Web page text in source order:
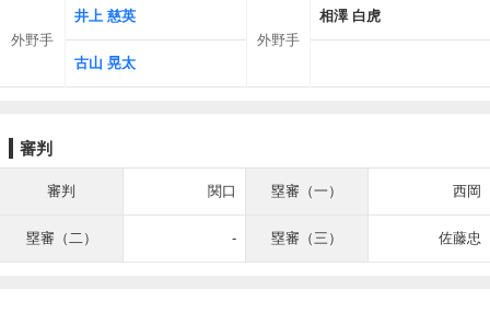
外野手
井上 慈英
外野手
相澤 白虎
古山 晃太
審判
審判 関口 塁審（一） 西岡
塁審（二） - 塁審（三） 佐藤忠